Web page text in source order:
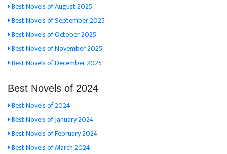
Best Novels of August 2025
Best Novels of September 2025
Best Novels of October 2025
Best Novels of November 2025
Best Novels of December 2025
Best Novels of 2024
Best Novels of 2024
Best Novels of January 2024
Best Novels of February 2024
Best Novels of March 2024